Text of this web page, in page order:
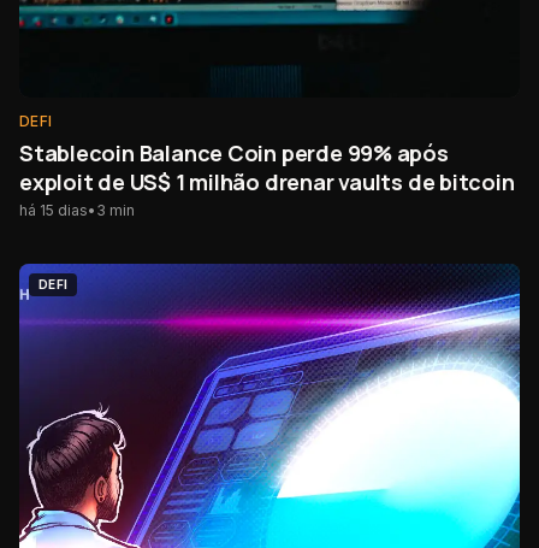
DEFI
Stablecoin Balance Coin perde 99% após
exploit de US$ 1 milhão drenar vaults de bitcoin
há 15 dias• 3 min
DEFI